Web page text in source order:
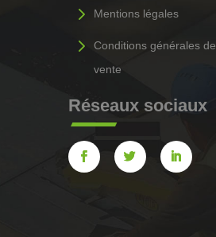
5 Mentions légales
5
Conditions générales de
vente
Réseaux sociaux